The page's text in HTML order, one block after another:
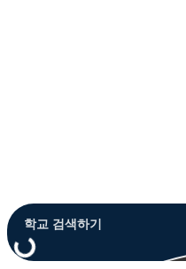
Close
Menu